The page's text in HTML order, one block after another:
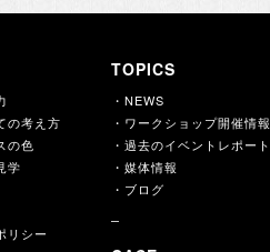
の考え方
の色
学
リシー
TOPICS
・NEWS
・ワークショップ開催情報
・過去のイベントレポート
・媒体情報
・ブログ